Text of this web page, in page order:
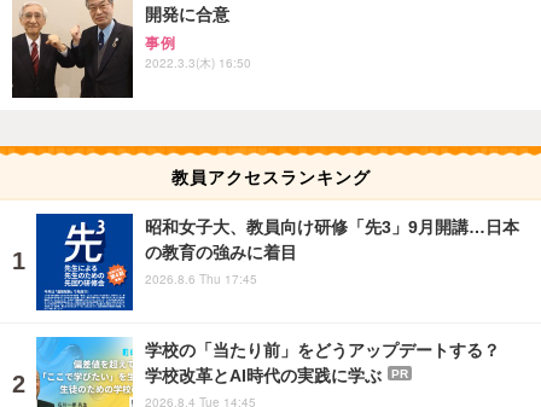
開発に合意
事例
2022.3.3(木) 16:50
教員アクセスランキング
昭和女子大、教員向け研修「先3」9月開講…日本
の教育の強みに着目
2026.8.6 Thu 17:45
学校の「当たり前」をどうアップデートする？
学校改革とAI時代の実践に学ぶ
PR
2026.8.4 Tue 14:45